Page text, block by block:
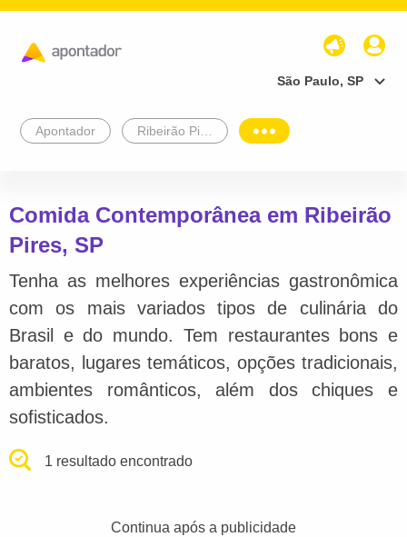
São Paulo, SP
Apontador
Comida Contemporânea em Ribeirão
Pires, SP
Tenha as melhores experiências gastronômica
com os mais variados tipos de culinária do
Brasil e do mundo. Tem restaurantes bons e
baratos, lugares temáticos, opções tradicionais,
ambientes românticos, além dos chiques e
sofisticados.
1 resultado encontrado
Continua após a publicidade